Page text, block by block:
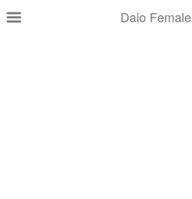
Daio Female